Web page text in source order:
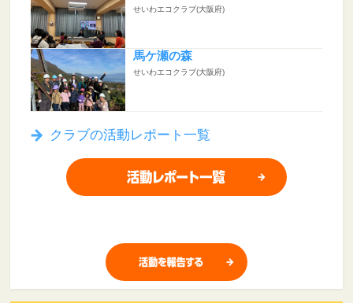
せいわエコクラブ(大阪府)
馬ケ瀬の森
せいわエコクラブ(大阪府)
クラブの活動レポート一覧